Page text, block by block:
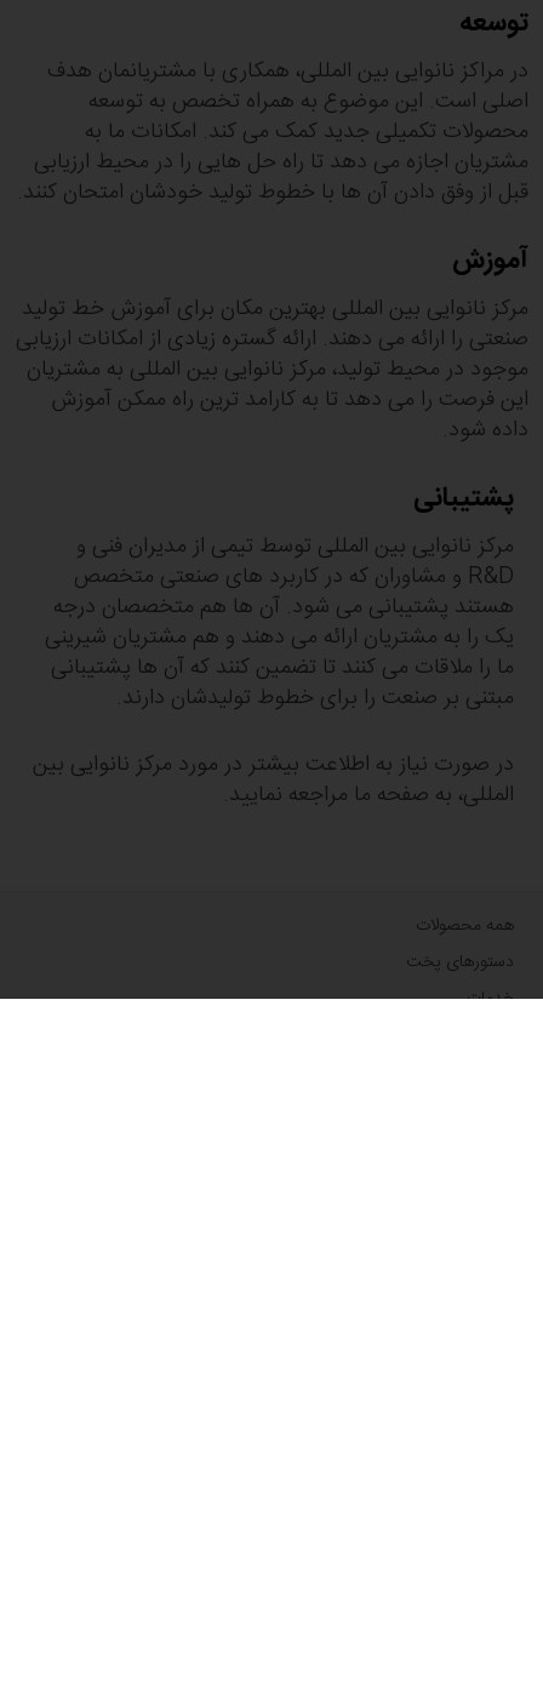
توسعه
در مراکز نانوایی بین المللی، همکاری با مشتریانمان هدف
اصلی است. این موضوع به همراه تخصص به توسعه
محصولات تکمیلی جدید کمک می کند. امکانات ما به
مشتریان اجازه می دهد تا راه حل هایی را در محیط ارزیابی
قبل از وفق دادن آن ها با خطوط تولید خودشان امتحان کنند.
آموزش
مرکز نانوایی بین المللی بهترین مکان برای آموزش خط تولید
صنعتی را ارائه می دهند. ارائه گستره زیادی از امکانات ارزیابی
موجود در محیط تولید، مرکز نانوایی بین المللی به مشتریان
این فرصت را می دهد تا به کارامد ترین راه ممکن آموزش
داده شود.
پشتیبانی
مرکز نانوایی بین المللی توسط تیمی از مدیران فنی و
R&D و مشاوران که در کاربرد های صنعتی متخصص
هستند پشتیبانی می شود. آن ها هم متخصصان درجه
یک را به مشتریان ارائه می دهند و هم مشتریان شیرینی
ما را ملاقات می کنند تا تضمین کنند که آن ها پشتیبانی
مبتنی بر صنعت را برای خطوط تولیدشان دارند.
در صورت نیاز به اطلاعت بیشتر در مورد مرکز نانوایی بین
المللی، به صفحه ما مراجعه نمایید.
همه محصولات
دستورهای پخت
خدمات